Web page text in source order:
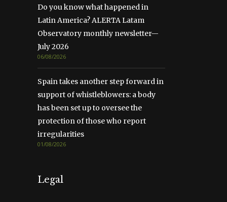
Do you know what happened in
Latin America? ALERTA Latam
Observatory monthly newsletter—
July 2026
06/08/2026
Spain takes another step forward in
support of whistleblowers: a body
has been set up to oversee the
protection of those who report
irregularities
01/08/2026
Legal